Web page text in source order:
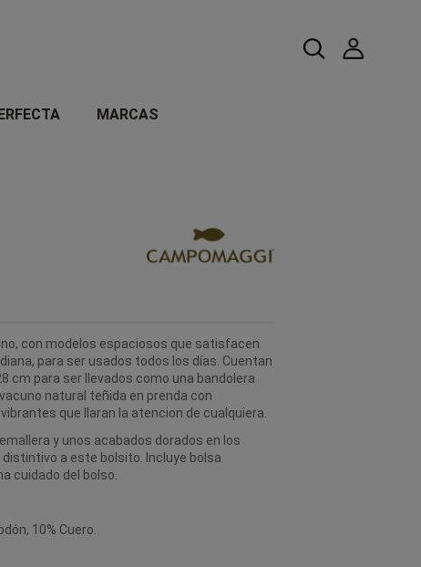
MARCAS
con modelos espaciosos que satisfacen
para ser usados ​​todos los días. Cuentan
cm para ser llevados como una bandolera
natural teñida en prenda con
que llaran la atencion de cualquiera.
y unos acabados dorados en los
a este bolsito. Incluye bolsa
cuidado del bolso.
10% Cuero.